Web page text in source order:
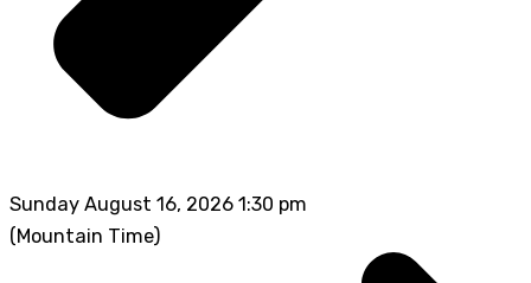
Sunday August 16, 2026 1:30 pm
(Mountain Time)